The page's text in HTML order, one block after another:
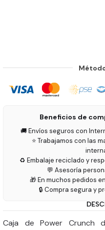
Beneficios de
🚚 Envíos seguros con
⭐ Trabajamos con las
♻️ Embalaje reciclado y
💬 Asesoría
🎁 En muchos pedidos
🔒 Compra segura y
Caja de Power Crunch